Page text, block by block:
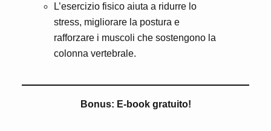
L’esercizio fisico aiuta a ridurre lo
stress, migliorare la postura e
rafforzare i muscoli che sostengono la
colonna vertebrale.
Bonus: E-book gratuito!